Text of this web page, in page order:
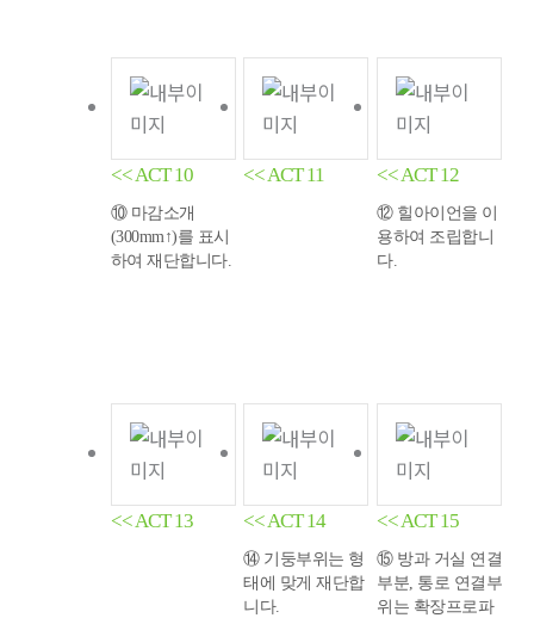
<< ACT 10
⑩ 마감소개
(300mm↑)를 표시
하여 재단합니다.
<< ACT 11 << ACT 12
⑫ 힐아이언을 이
용하여 조립합니
다.
<< ACT 13 << ACT 14
⑭ 기둥부위는 형
태에 맞게 재단합
니다.
<< ACT 15
⑮ 방과 거실 연결
부분, 통로 연결부
위는 확장프로파